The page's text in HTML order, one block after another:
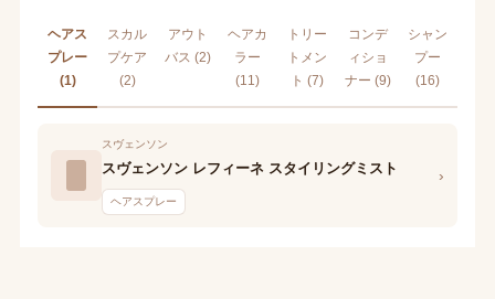
ヘアス
プレー
(1)
スカル
プケア
(2)
アウト
バス (2)
ヘアカ
ラー
(11)
トリー
トメン
ト (7)
コンデ
ィショ
ナー (9)
シャン
プー
(16)
スヴェンソン
スヴェンソン レフィーネ スタイリングミスト
ヘアスプレー
›